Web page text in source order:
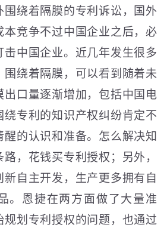
绕着隔膜的专利诉讼，国外
竞争不过中国企业之后，必
中国企业。近几年发生很多
绕着隔膜，可以看到随着未
口量逐渐增加，包括中国电
专利的知识产权纠纷肯定不
的认识和准备。怎么解决知
，花钱买专利授权；另外，
自主开发，生产更多拥有自
。恩捷在两方面做了大量准
划专利授权的问题，也通过